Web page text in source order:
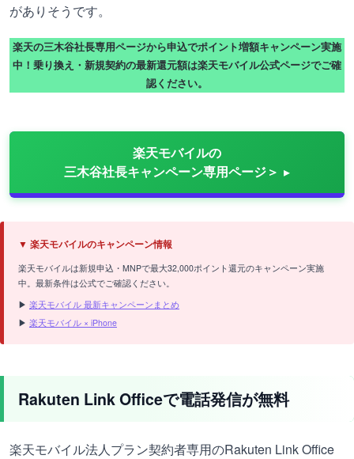
がありそうです。
楽天の三木谷社長専用ページから申込でポイント増額キャンペーン実施
中！乗り換え・新規契約の最新還元額は楽天モバイル公式ページでご確
認ください。
楽天モバイルの
三木谷社長キャンペーン専用ページ＞
▼ 楽天モバイルのキャンペーン情報
楽天モバイルは新規申込・MNPで最大32,000ポイント還元のキャンペーン実施
中。最新条件は公式でご確認ください。
▶ 楽天モバイル 最新キャンペーンまとめ
▶ 楽天モバイル × iPhone
Rakuten Link Officeで電話発信が無料
楽天モバイル法人プラン契約者専用のRakuten Link Office